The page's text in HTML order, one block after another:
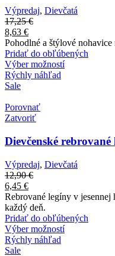
Výpredaj, Dievčatá
17,25€
8,63 €
Pohodlné a štýlové nohavice
Pridať do obľúbených
Výber možností
Rýchly náhľad
Sale
Porovnať
Zatvoriť
Dievčenské rebrované
Výpredaj, Dievčatá
12,90€
6,45 €
Rebrované legíny v jesennej
každý deň.
Pridať do obľúbených
Výber možností
Rýchly náhľad
Sale